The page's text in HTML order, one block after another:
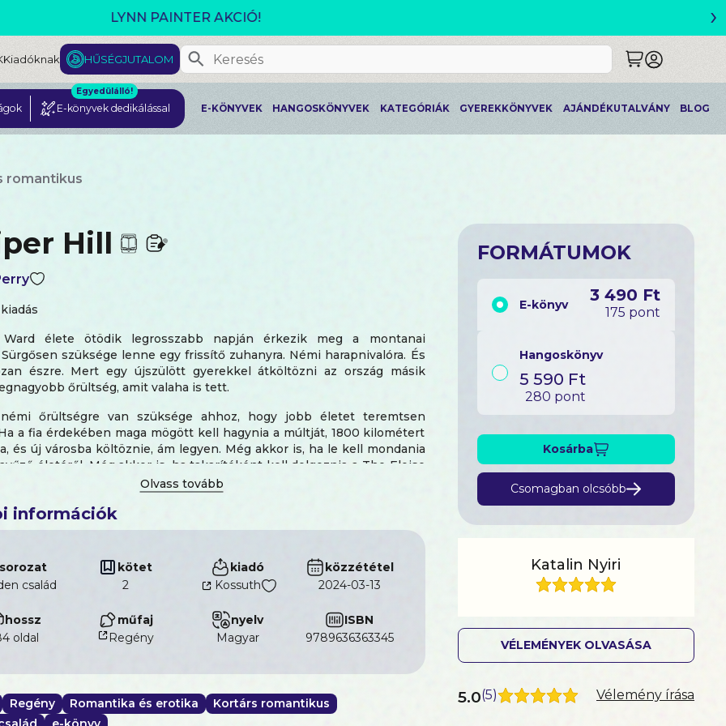
L. J. SHEN: LEGVADABB ÁLMAIMBAN SZERETLEK ›
Kiadóknak HŰSÉGJUTALOM
E-könyvek dedikálással
Egyedülálló!
E-KÖNYVEK HANGOSKÖNYVEK KATEGÓRIÁK GYEREKKÖNYVEK AJÁNDÉKUTALVÁNY BLOG
romantikus
Hill
Ward élete ötödik legrosszabb napján érkezik meg a montanai
szüksége lenne egy frissítő zuhanyra. Némi harapnivalóra. És
észre. Mert egy újszülött gyerekkel átköltözni az ország másik
őrültség, amit valaha is tett.
őrültségre van szüksége ahhoz, hogy jobb életet teremtsen
a fia érdekében maga mögött kell hagynia a múltját, 1800 kilométert
és új városba költöznie, ám legyen. Még akkor is, ha le kell mondania
életéről. Még akkor is, ha takarítóként kell dolgoznia a The Eloise
egy garázs feletti garzonban kell laknia.
ötödik legrosszabb napján találkozik a legjóképűbb férfival, akit
Knox Eden a megtestesült gyönyörű és bűnös álom. Borostás arcú,
nyers és tüzes férfi, olyasvalaki, akivel sosem volt még dolga..., és
is lesz. Mert élete legrosszabb napján Memphis megtanulta, hogy a jó
le kell mondania a saját álmairól. És egy Knox Edenhez hasonló
csak álom marad...
információk
sorozat
család
kötet
2
kiadó
Kossuth
közzététel
2024-03-13
hossz
oldal
műfaj
Regény
nyelv
magyar
ISBN
9789636363345
Regény Romantika és erotika
Kortárs romantikus
FORMÁTUMOK
E-könyv 3 490 Ft
175 pont
Hangoskönyv
5 590 Ft
280 pont
Kosárba
Csomagban olcsóbb
Katalin Nyiri
VÉLEMÉNYEK OLVASÁSA
5.0(5) Vélemény írása